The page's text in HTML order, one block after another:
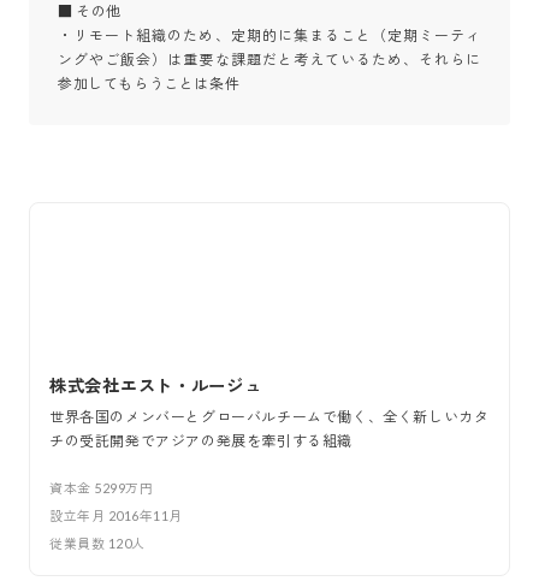
■ その他
・リモート組織のため、定期的に集まること（定期ミーティ
ングやご飯会）は重要な課題だと考えているため、それらに
参加してもらうことは条件
株式会社エスト・ルージュ
世界各国のメンバーとグローバルチームで働く、全く新しいカタ
チの受託開発でアジアの発展を牽引する組織
資本金 5299万円
設立年月 2016年11月
従業員数 120人